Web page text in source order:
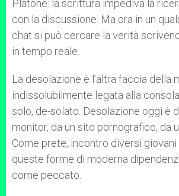
Platone: la scrittura impediva la
con la discussione. Ma ora in un
chat si può cercare la verità
in tempo reale.
La desolazione è l’altra faccia della
indissolubilmente legata alla
solo, de-solato. Desolazione oggi è
monitor, da un sito pornografico, da
Come prete, incontro diversi giovani
queste forme di moderna
come peccato.